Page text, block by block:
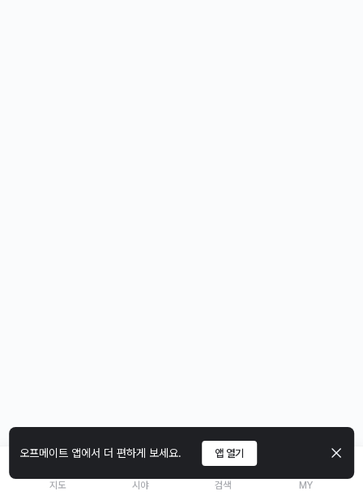
오프메이트 앱에서 더 편하게 보세요. 앱 열기
지도 시야 검색 MY